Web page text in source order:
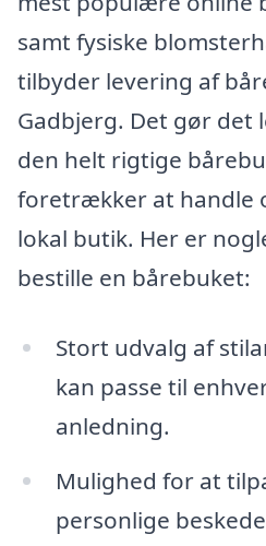
samt fysiske
tilbyder levering af
Gadbjerg. Det gør det
den helt rigtige
foretrækker at handle
lokal butik. Her er
bestille en bårebuket:
Stort udvalg af
kan passe til
anledning.
Mulighed for at
personlige